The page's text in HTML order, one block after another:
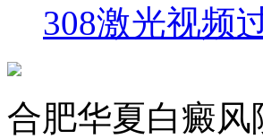
308激光视频
合肥华夏白癜